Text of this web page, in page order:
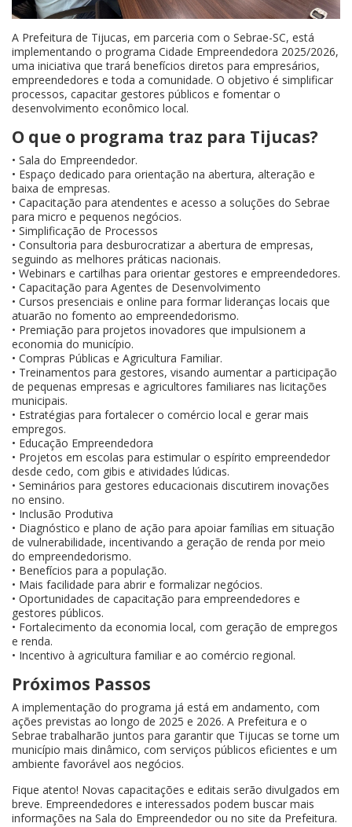
A Prefeitura de Tijucas, em parceria com o Sebrae-SC, está
implementando o programa Cidade Empreendedora 2025/2026,
uma iniciativa que trará benefícios diretos para empresários,
empreendedores e toda a comunidade. O objetivo é simplificar
processos, capacitar gestores públicos e fomentar o
desenvolvimento econômico local.
O que o programa traz para Tijucas?
• Sala do Empreendedor.
• Espaço dedicado para orientação na abertura, alteração e
baixa de empresas.
• Capacitação para atendentes e acesso a soluções do Sebrae
para micro e pequenos negócios.
• Simplificação de Processos
• Consultoria para desburocratizar a abertura de empresas,
seguindo as melhores práticas nacionais.
• Webinars e cartilhas para orientar gestores e empreendedores.
• Capacitação para Agentes de Desenvolvimento
• Cursos presenciais e online para formar lideranças locais que
atuarão no fomento ao empreendedorismo.
• Premiação para projetos inovadores que impulsionem a
economia do município.
• Compras Públicas e Agricultura Familiar.
• Treinamentos para gestores, visando aumentar a participação
de pequenas empresas e agricultores familiares nas licitações
municipais.
• Estratégias para fortalecer o comércio local e gerar mais
empregos.
• Educação Empreendedora
• Projetos em escolas para estimular o espírito empreendedor
desde cedo, com gibis e atividades lúdicas.
• Seminários para gestores educacionais discutirem inovações
no ensino.
• Inclusão Produtiva
• Diagnóstico e plano de ação para apoiar famílias em situação
de vulnerabilidade, incentivando a geração de renda por meio
do empreendedorismo.
• Benefícios para a população.
• Mais facilidade para abrir e formalizar negócios.
• Oportunidades de capacitação para empreendedores e
gestores públicos.
• Fortalecimento da economia local, com geração de empregos
e renda.
• Incentivo à agricultura familiar e ao comércio regional.
Próximos Passos
A implementação do programa já está em andamento, com
ações previstas ao longo de 2025 e 2026. A Prefeitura e o
Sebrae trabalharão juntos para garantir que Tijucas se torne um
município mais dinâmico, com serviços públicos eficientes e um
ambiente favorável aos negócios.
Fique atento! Novas capacitações e editais serão divulgados em
breve. Empreendedores e interessados podem buscar mais
informações na Sala do Empreendedor ou no site da Prefeitura.